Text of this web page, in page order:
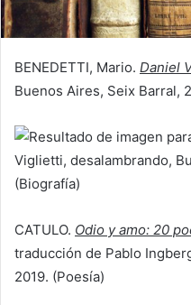
BENEDETTI, Mario. Daniel
Buenos Aires, Seix Barral,
CATULO. Odio y amo: 20
traducción de Pablo
2019. (Poesía)